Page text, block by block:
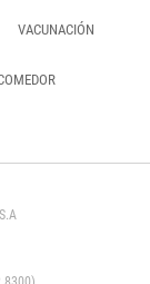
VACUNACIÓN